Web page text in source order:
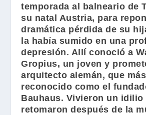
temporada al balneario de
su natal Austria, para
dramática pérdida de su
la había sumido en una
depresión. Allí conoció a
Gropius, un joven y
arquitecto alemán, que
reconocido como el
Bauhaus. Vivieron un idilio
retomaron después de la